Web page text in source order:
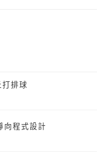
排球
程式設計